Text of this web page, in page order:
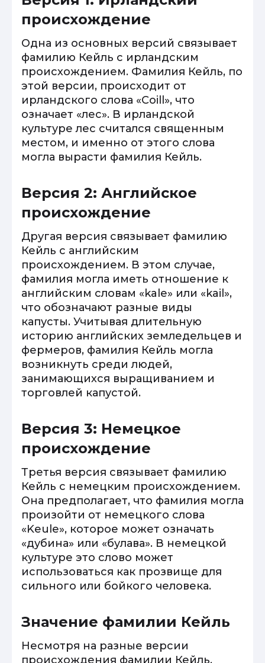
происхождение
Одна из основных версий связывает
фамилию Кейль с ирландским
происхождением. Фамилия Кейль, по
этой версии, происходит от
ирландского слова «Coill», что
означает «лес». В ирландской
культуре лес считался священным
местом, и именно от этого слова
могла вырасти фамилия Кейль.
Версия 2: Английское
происхождение
Другая версия связывает фамилию
Кейль с английским
происхождением. В этом случае,
фамилия могла иметь отношение к
английским словам «kale» или «kail»,
что обозначают разные виды
капусты. Учитывая длительную
историю английских земледельцев и
фермеров, фамилия Кейль могла
возникнуть среди людей,
занимающихся выращиванием и
торговлей капустой.
Версия 3: Немецкое
происхождение
Третья версия связывает фамилию
Кейль с немецким происхождением.
Она предполагает, что фамилия могла
произойти от немецкого слова
«Keule», которое может означать
«дубина» или «булава». В немецкой
культуре это слово может
использоваться как прозвище для
сильного или бойкого человека.
Значение фамилии Кейль
Несмотря на разные версии
происхождения фамилии Кейль,